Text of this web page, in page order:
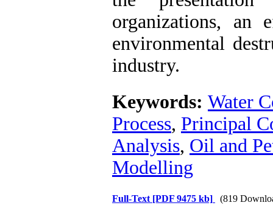
organizations, an
environmental
industry.
Keywords: Water
Process, Principal
Analysis, Oil and
Modelling
Full-Text [PDF 9475 kb] (819